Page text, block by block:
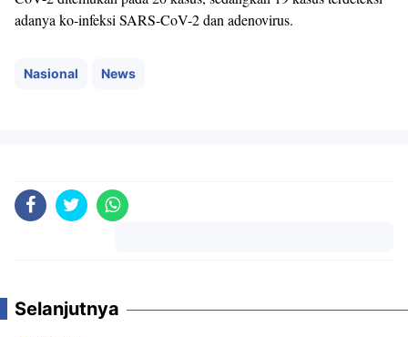
adanya ko-infeksi SARS-CoV-2 dan adenovirus.
Nasional News
Selanjutnya